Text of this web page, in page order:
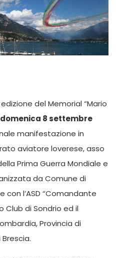
del Memorial “Mario
domenica 8 settembre
manifestazione in
aviatore loverese, asso
Prima Guerra Mondiale e
da Comune di
con l’ASD “Comandante
Club di Sondrio ed il
Provincia di